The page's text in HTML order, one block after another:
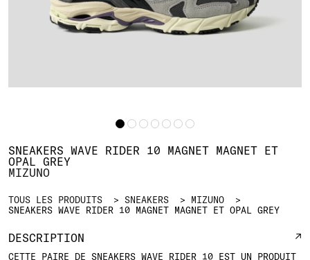
TOUS LES PRODUITS SNEAKERS
MIZUNO
SNEAKERS WAVE RIDER 10 MAGNET MAGNET ET OPAL GREY
SNEAKERS WAVE RIDER 10 MAGNET MAGNET ET
OPAL GREY
MIZUNO
DESCRIPTION
CETTE PAIRE DE SNEAKERS WAVE RIDER 10 EST UN PRODUIT